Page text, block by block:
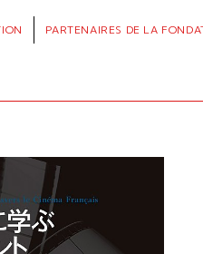
PARTENAIRES DE LA